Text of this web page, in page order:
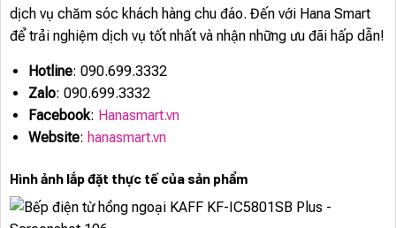
dịch vụ chăm sóc khách hàng chu đáo. Đến với Hana Smart
để trải nghiệm dịch vụ tốt nhất và nhận những ưu đãi hấp dẫn!
Hotline: 090.699.3332
Zalo: 090.699.3332
Facebook: Hanasmart.vn
Website: hanasmart.vn
Hình ảnh lắp đặt thực tế của sản phẩm